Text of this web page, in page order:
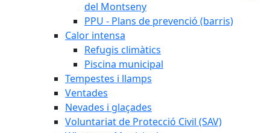
del Montseny
PPU - Plans de prevenció (barris)
Calor intensa
Refugis climàtics
Piscina municipal
Tempestes i llamps
Ventades
Nevades i glaçades
Voluntariat de Protecció Civil (SAV)